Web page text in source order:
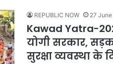
REPUBLIC NOW 27
Kawad Yatra-
योगी सरकार,
सुरक्षा व्यवस्था के